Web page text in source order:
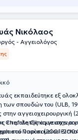
Νικόλαος
- Αγγειολόγος
εκπαιδεύτηκε εξ
σπουδών του (ULB,
στην αγγειοχειρουργική
επιμελητής
στο Παρίσι (2001-
Chef de Clinique στην
νοσοκομείου